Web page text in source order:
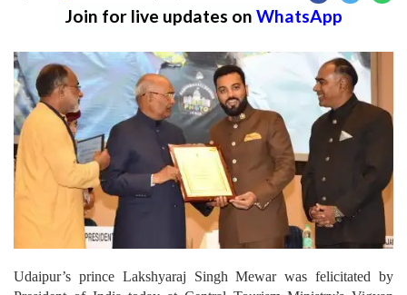
Join for live updates on WhatsApp
Udaipur’s prince Lakshyaraj Singh Mewar was felicitated by